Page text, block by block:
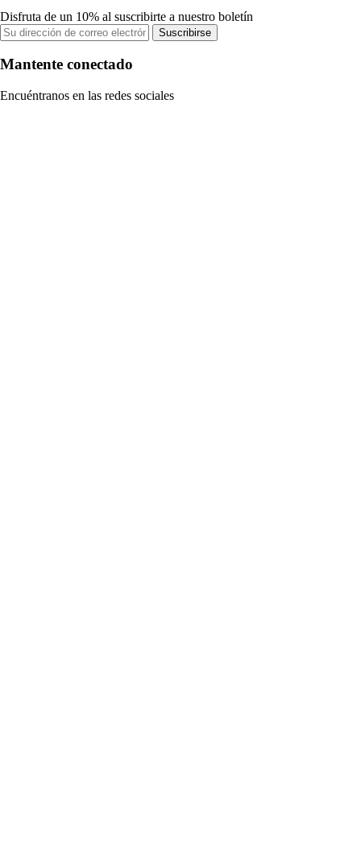
Disfruta de un 10% al suscribirte a nuestro boletín
Suscribirse
Mantente conectado
Encuéntranos en las redes sociales